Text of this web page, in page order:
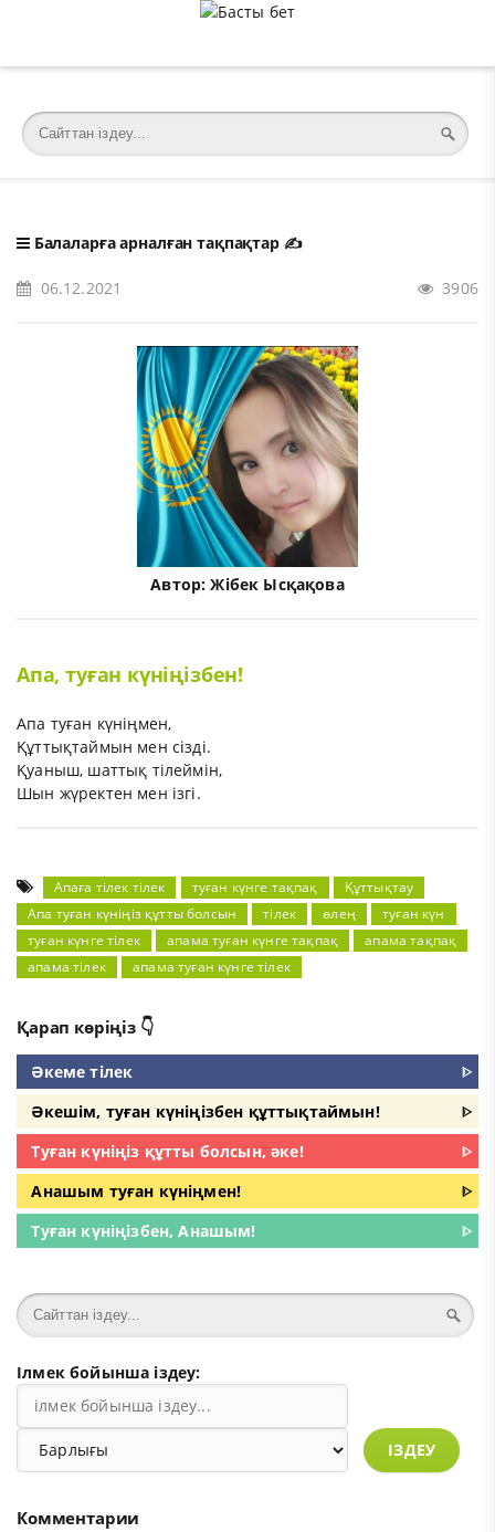
Балаларға арналған тақпақтар✍️
06.12.2021 3906
Автор:Жібек Ысқақова
Апа, туған күніңізбен!
Апа туған күніңмен,
Құттықтаймын мен сізді.
Қуаныш, шаттық тілеймін,
Шын жүректен мен ізгі.
Апаға тілек тілек туған күнге тақпақ
Құттықтау
Апа туған күніңіз құтты болсын
тілек өлең
туған күн
туған күнге тілек
апама туған күнге тақпақ
апама тақпақ
апама тілек
апама туған күнге тілек
Қарап көріңіз 👇
Әкеме тілек
ᐈ
Әкешім, туған күніңізбен құттықтаймын!
ᐈ
Туған күніңіз құтты болсын, әке!
ᐈ
Анашым туған күніңмен!
ᐈ
Туған күніңізбен, Анашым!
ᐈ
Ілмек бойынша іздеу:
ІЗДЕУ
Комментарии